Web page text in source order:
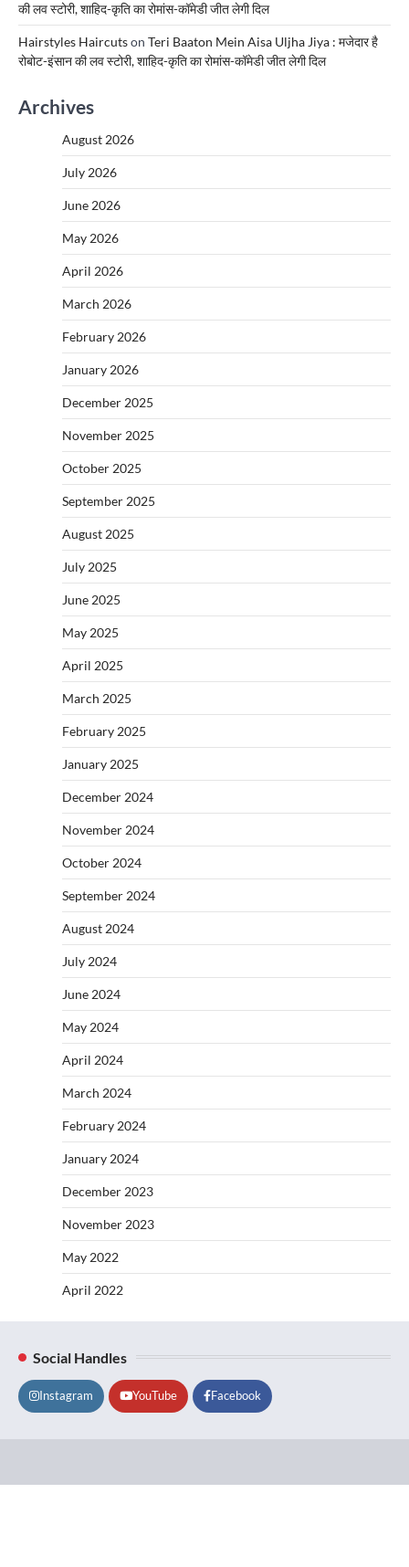
की लव स्टोरी, शाहिद-कृति का रोमांस-कॉमेडी जीत लेगी दिल
Hairstyles Haircutson Teri Baaton Mein Aisa Uljha Jiya : मजेदार है
रोबोट-इंसान की लव स्टोरी, शाहिद-कृति का रोमांस-कॉमेडी जीत लेगी दिल
Archives
August 2026
July 2026
June 2026
May 2026
April 2026
March 2026
February 2026
January 2026
December 2025
November 2025
October 2025
September 2025
August 2025
July 2025
June 2025
May 2025
April 2025
March 2025
February 2025
January 2025
December 2024
November 2024
October 2024
September 2024
August 2024
July 2024
June 2024
May 2024
April 2024
March 2024
February 2024
January 2024
December 2023
November 2023
May 2022
April 2022
Social Handles
Instagram YouTube Facebook